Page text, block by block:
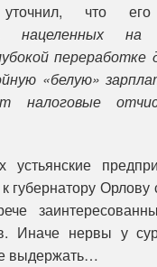
что
нацеленных
«белую»
налоговые
губернатору
Иначе нервы у
выдержать…